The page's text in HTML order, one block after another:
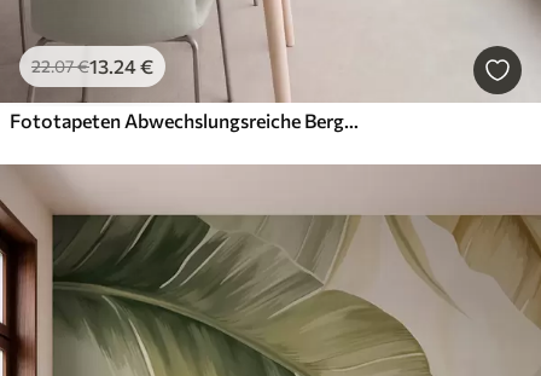
22.07€13.24€
Fototapeten Abwechslungsreiche Berglandschaft